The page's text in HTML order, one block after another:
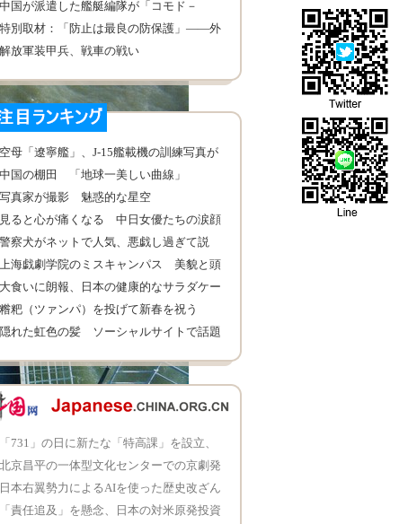
ットのため堅固な基礎を打ち立てたと述べ
中国が派遣した艦艇編隊が「コモド－
2016」合同演習海域に到着
特別取材：「防止は最良の防保護」——外
交部領事保護センター高官、海外中国公民
解放軍装甲兵、戦車の戦い
空母「遼寧艦」、J-15艦載機の訓練写真が
公開
中国の棚田 「地球一美しい曲線」
写真家が撮影 魅惑的な星空
見ると心が痛くなる 中日女優たちの涙顔
警察犬がネットで人気、悪戯し過ぎて説
教？
上海戯劇学院のミスキャンパス 美貌と頭
脳が兼備
大食いに朗報、日本の健康的なサラダケー
キ
糌粑（ツァンパ）を投げて新春を祝う
隠れた虹色の髪 ソーシャルサイトで話題